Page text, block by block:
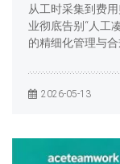
从工时采集到费
业彻底告别“人工
的精细化管理与合
2026-05-13